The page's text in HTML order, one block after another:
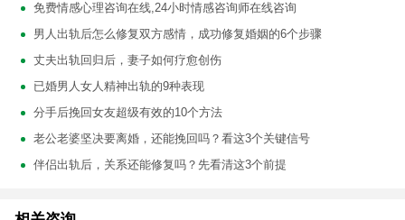
免费情感心理咨询在线,24小时情感咨询师在线咨询
男人出轨后怎么修复双方感情，成功修复婚姻的6个步骤
丈夫出轨回归后，妻子如何疗愈创伤
已婚男人女人精神出轨的9种表现
分手后挽回女友超级有效的10个方法
老公老婆坚决要离婚，还能挽回吗？看这3个关键信号
伴侣出轨后，关系还能修复吗？先看清这3个前提